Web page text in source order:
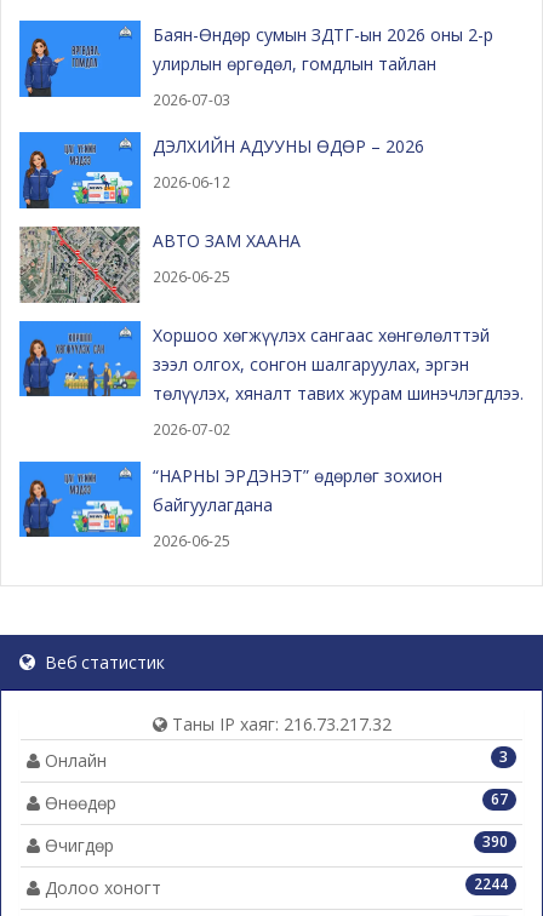
Баян-Өндөр сумын ЗДТГ-ын 2026 оны 2-р
улирлын өргөдөл, гомдлын тайлан
2026-07-03
ДЭЛХИЙН АДУУНЫ ӨДӨР – 2026
2026-06-12
АВТО ЗАМ ХААНА
2026-06-25
Хоршоо хөгжүүлэх сангаас хөнгөлөлттэй
зээл олгох, сонгон шалгаруулах, эргэн
төлүүлэх, хяналт тавих журам шинэчлэгдлээ.
2026-07-02
“НАРНЫ ЭРДЭНЭТ” өдөрлөг зохион
байгуулагдана
2026-06-25
Веб статистик
Таны IP хаяг: 216.73.217.32
3
Онлайн
67
Өнөөдөр
390
Өчигдөр
2244
Долоо хоногт